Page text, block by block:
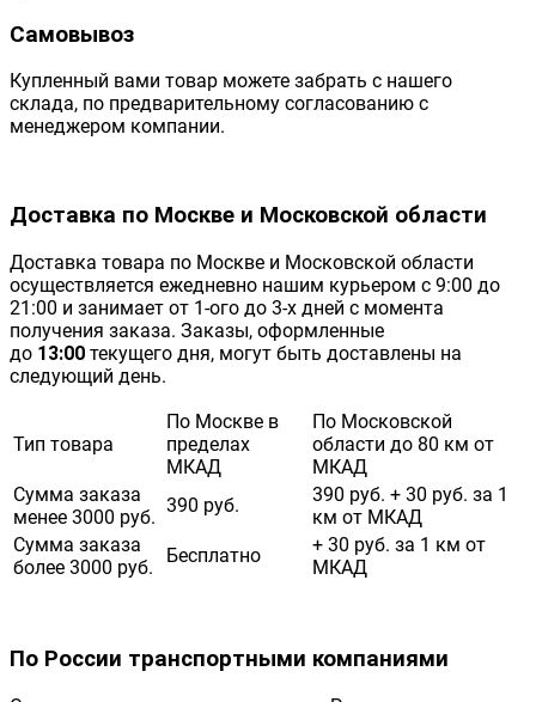
Самовывоз
Купленный вами товар можете забрать с нашего
склада, по предварительному согласованию с
менеджером компании.
Доставка по Москве и Московской области
Доставка товара по Москве и Московской области
осуществляется ежедневно нашим курьером с 9:00 до
21:00 и занимает от 1-ого до 3-х дней с момента
получения заказа. Заказы, оформленные
до 13:00 текущего дня, могут быть доставлены на
следующий день.
Тип товара
По Москве в
пределах
МКАД
По Московской
области до 80 км от
МКАД
Сумма заказа
менее 3000 руб.
390 руб.
390 руб. + 30 руб. за 1
км от МКАД
Сумма заказа
более 3000 руб.
Бесплатно
+ 30 руб. за 1 км от
МКАД
По России транспортными компаниями